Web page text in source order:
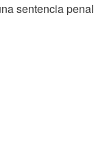
sentencia penal